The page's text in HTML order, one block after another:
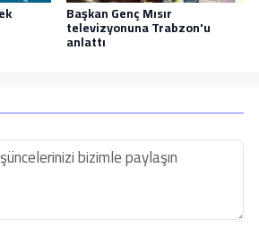
Başkan Genç Mısır
televizyonuna Trabzon'u
anlattı